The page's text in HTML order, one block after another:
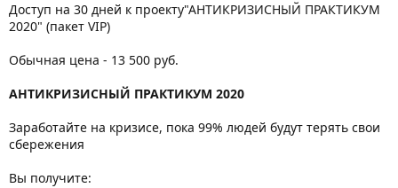
Доступ на 30 дней к проекту"АНТИКРИЗИСНЫЙ ПРАКТИКУМ
2020" (пакет VIP)
Обычная цена - 13 500 руб.
АНТИКРИЗИСНЫЙ ПРАКТИКУМ 2020
Заработайте на кризисе, пока 99% людей будут терять свои
сбережения
Вы получите: